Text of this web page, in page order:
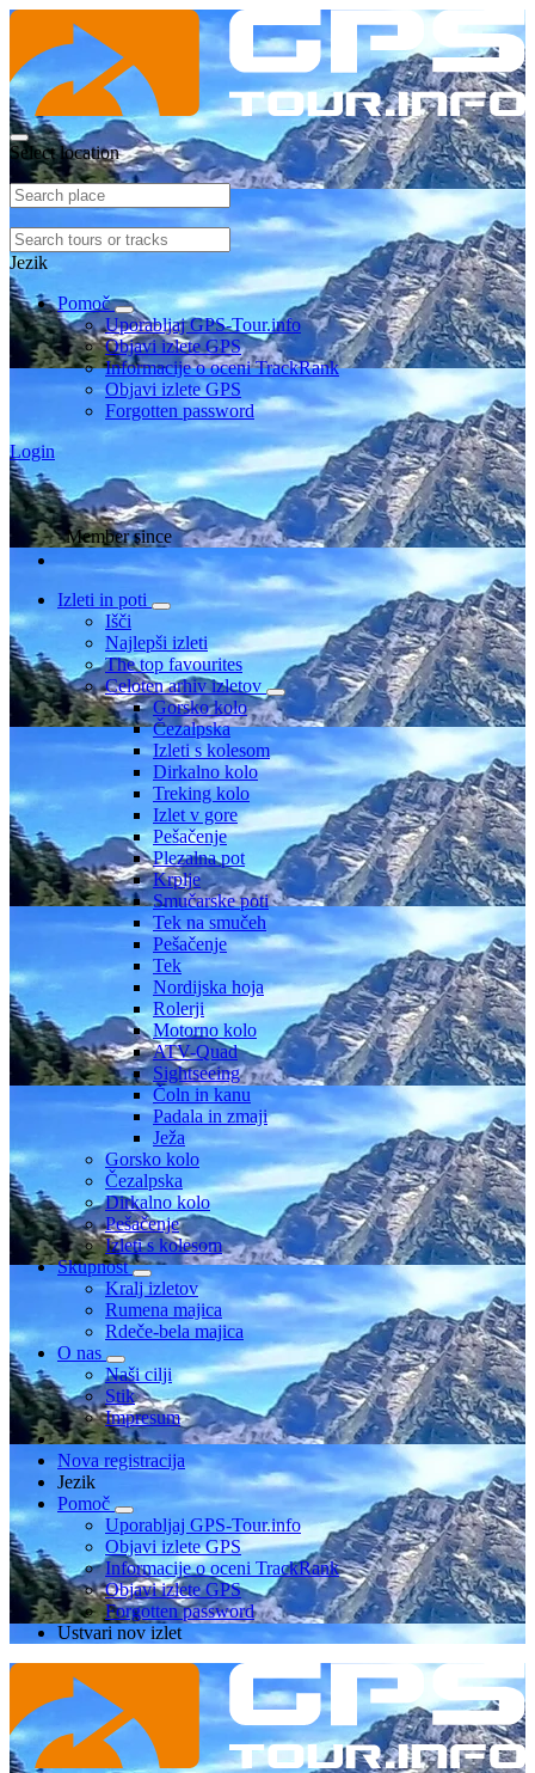
Select location
Jezik
Pomoč
Uporabljaj GPS-Tour.info
Objavi izlete GPS
Informacije o oceni TrackRank
Objavi izlete GPS
Forgotten password
Login
Member since
Izleti in poti
Išči
Najlepši izleti
The top favourites
Celoten arhiv izletov
Gorsko kolo
Čezalpska
Izleti s kolesom
Dirkalno kolo
Treking kolo
Izlet v gore
Pešačenje
Plezalna pot
Krplje
Smučarske poti
Tek na smučeh
Pešačenje
Tek
Nordijska hoja
Rolerji
Motorno kolo
ATV-Quad
Sightseeing
Čoln in kanu
Padala in zmaji
Ježa
Gorsko kolo
Čezalpska
Dirkalno kolo
Pešačenje
Izleti s kolesom
Skupnost
Kralj izletov
Rumena majica
Rdeče-bela majica
O nas
Naši cilji
Stik
Impresum
Nova registracija
Jezik
Pomoč
Uporabljaj GPS-Tour.info
Objavi izlete GPS
Informacije o oceni TrackRank
Objavi izlete GPS
Forgotten password
Ustvari nov izlet